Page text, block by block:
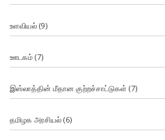
உளவியல்(9)
ஊடகம்(7)
இஸ்லாத்தின் மீதான குற்றச்சாட்டுகள் (7)
தமிழக அரசியல்(6)